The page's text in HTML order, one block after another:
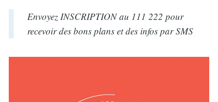
Envoyez INSCRIPTION au 111 222 pour
recevoir des bons plans et des infos par SMS